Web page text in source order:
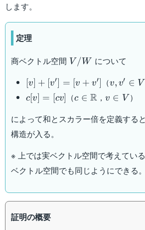
します。
定理
商ベクトル空間 V/W
V /W について
[v]+
[v'] =
[v+v']
[v] + [v′] = [v + v′] （v,v'
V
v, v′ ∈ V
c[v]
[cv]
c[v] = [cv] （c \in
c ∈ R ，v
V
v ∈ V ）
によって和とスカラー倍を定義する
構造が入る。
※ 上では実ベクトル空間で考えてい
ベクトル空間でも同じようにできる。
証明の概要